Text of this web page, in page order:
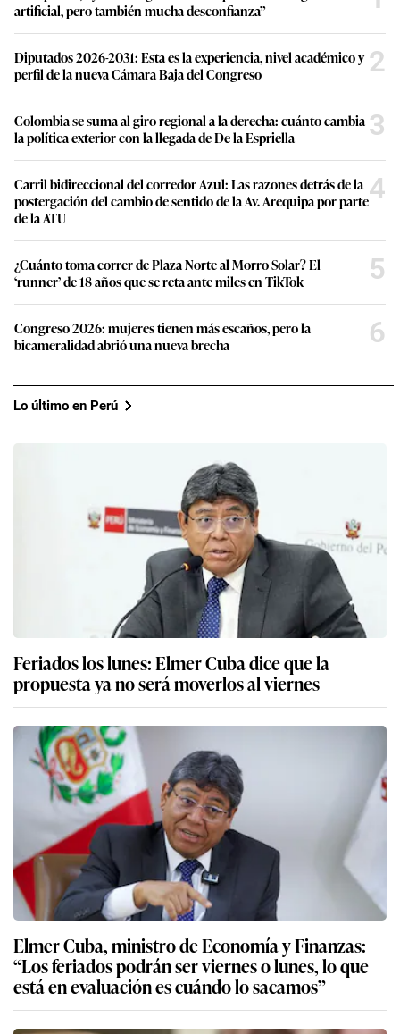
artificial, pero también mucha desconfianza”
Diputados 2026-2031: Esta es la experiencia, nivel académico y
perfil de la nueva Cámara Baja del Congreso
2
Colombia se suma al giro regional a la derecha: cuánto cambia
la política exterior con la llegada de De la Espriella
3
Carril bidireccional del corredor Azul: Las razones detrás de la
postergación del cambio de sentido de la Av. Arequipa por parte
de la ATU
4
¿Cuánto toma correr de Plaza Norte al Morro Solar? El
‘runner’ de 18 años que se reta ante miles en TikTok
5
Congreso 2026: mujeres tienen más escaños, pero la
bicameralidad abrió una nueva brecha
6
Lo último en Perú
Feriados los lunes: Elmer Cuba dice que la
propuesta ya no será moverlos al viernes
Elmer Cuba, ministro de Economía y Finanzas:
“Los feriados podrán ser viernes o lunes, lo que
está en evaluación es cuándo lo sacamos”